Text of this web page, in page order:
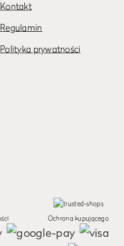
Kontakt
Regulamin
Polityka prywatności
Ochrona kupującego